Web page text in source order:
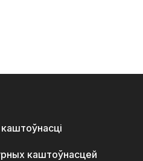
каштоўнасцей